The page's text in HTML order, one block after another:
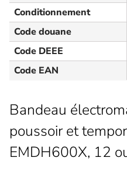
Conditionnement
Code douane
Code DEEE
Code EAN
Bandeau
poussoir et
EMDH600X, 12